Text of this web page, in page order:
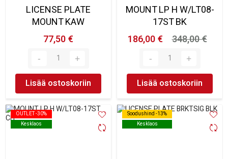
LICENSE PLATE
MOUNT KAW
77,50 €
Lisää ostoskoriin
MOUNT LP H W/LT08-
17ST BK
186,00 €
348,00 €
Lisää ostoskoriin
OUTLET -30%
Kesklaos
OUTLET -30%
Kesklaos
Soodushind -13%
Kesklaos
Soodushind -13%
Kesklaos